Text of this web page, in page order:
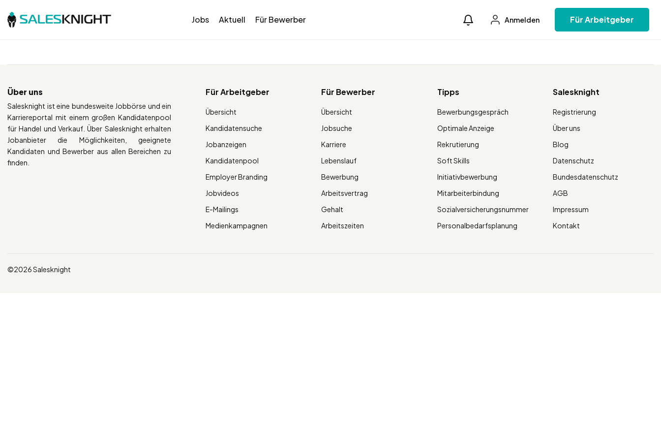
Jobs Aktuell Für Bewerber Anmelden Für Arbeitgeber
Über uns
Salesknight ist eine bundesweite Jobbörse und ein
Karriereportal mit einem großen Kandidatenpool
für Handel und Verkauf. Über Salesknight erhalten
Jobanbieter die Möglichkeiten, geeignete
Kandidaten und Bewerber aus allen Bereichen zu
finden.
Für Arbeitgeber
Übersicht
Kandidatensuche
Jobanzeigen
Kandidatenpool
Employer Branding
Jobvideos
E-Mailings
Medienkampagnen
Für Bewerber
Übersicht
Jobsuche
Karriere
Lebenslauf
Bewerbung
Arbeitsvertrag
Gehalt
Arbeitszeiten
Tipps
Bewerbungsgespräch
Optimale Anzeige
Rekrutierung
Soft Skills
Initiativbewerbung
Mitarbeiterbindung
Sozialversicherungsnummer
Personalbedarfsplanung
Salesknight
Registrierung
Über uns
Blog
Datenschutz
Bundesdatenschutz
AGB
Impressum
Kontakt
©2026 Salesknight